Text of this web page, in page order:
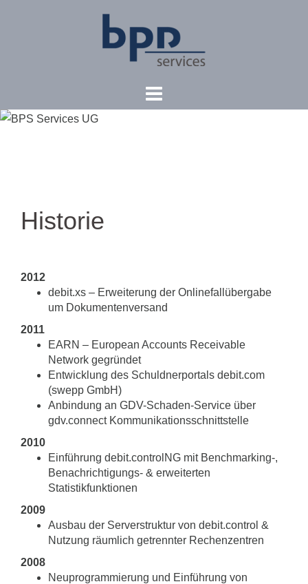
Historie
2012
debit.xs – Erweiterung der Onlinefallübergabe
um Dokumentenversand
2011
EARN – European Accounts Receivable
Network gegründet
Entwicklung des Schuldnerportals debit.com
(swepp GmbH)
Anbindung an GDV-Schaden-Service über
gdv.connect Kommunikationsschnittstelle
2010
Einführung debit.controlNG mit Benchmarking-,
Benachrichtigungs- & erweiterten
Statistikfunktionen
2009
Ausbau der Serverstruktur von debit.control &
Nutzung räumlich getrennter Rechenzentren
2008
Neuprogrammierung und Einführung von